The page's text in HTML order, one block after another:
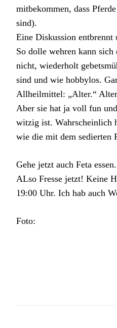
mitbekommen, dass
sind).
Eine Diskussion
So dolle wehren kann sich
nicht, wiederholt
sind und wie hobbylos.
Allheilmittel: „Alter.“
Aber sie hat ja voll fun
witzig ist. Wahrscheinlich
wie die mit dem sedierten
Gehe jetzt auch Feta
ALso Fresse jetzt! Keine
19:00 Uhr. Ich hab auch
Foto: